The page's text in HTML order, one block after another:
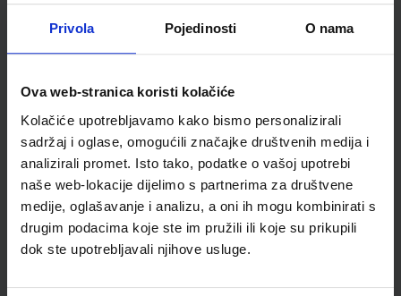
Privola Pojedinosti O nama
Ova web-stranica koristi kolačiće
Kolačiće upotrebljavamo kako bismo personalizirali
sadržaj i oglase, omogućili značajke društvenih medija i
analizirali promet. Isto tako, podatke o vašoj upotrebi
naše web-lokacije dijelimo s partnerima za društvene
medije, oglašavanje i analizu, a oni ih mogu kombinirati s
drugim podacima koje ste im pružili ili koje su prikupili
dok ste upotrebljavali njihove usluge.
Školski razred
20 2.RAZRED SŠ
Vrsta škole
3 STRUKOVNA
Reg br min
1572